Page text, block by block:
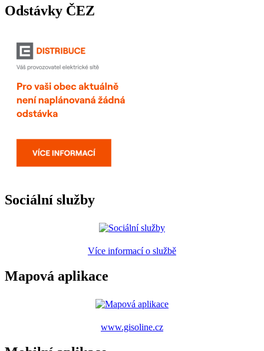
Odstávky ČEZ
Sociální služby
Více informací o službě
Mapová aplikace
www.gisoline.cz